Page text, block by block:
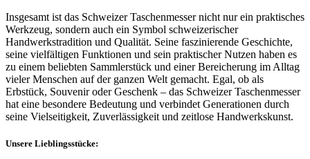
Insgesamt ist das Schweizer Taschenmesser nicht nur ein praktisches
Werkzeug, sondern auch ein Symbol schweizerischer
Handwerkstradition und Qualität. Seine faszinierende Geschichte,
seine vielfältigen Funktionen und sein praktischer Nutzen haben es
zu einem beliebten Sammlerstück und einer Bereicherung im Alltag
vieler Menschen auf der ganzen Welt gemacht. Egal, ob als
Erbstück, Souvenir oder Geschenk – das Schweizer Taschenmesser
hat eine besondere Bedeutung und verbindet Generationen durch
seine Vielseitigkeit, Zuverlässigkeit und zeitlose Handwerkskunst.
Unsere Lieblingsstücke: